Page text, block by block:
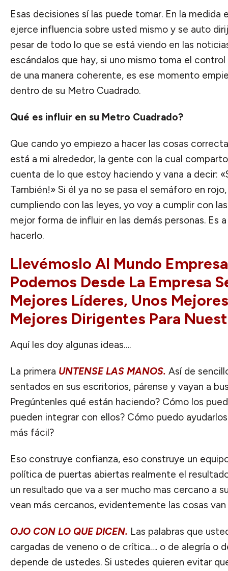
Esas decisiones sí las puede tomar. En la medida
ejerce influencia sobre usted mismo y se auto
pesar de todo lo que se está viendo en las
escándalos que hay, si uno mismo toma el
de una manera coherente, es ese momento
dentro de su Metro Cuadrado.
Qué es influir en su Metro Cuadrado?
Que cando yo empiezo a hacer las cosas
está a mi alrededor, la gente con la cual
cuenta de lo que estoy haciendo y vana a decir:
También!» Si él ya no se pasa el semáforo en
cumpliendo con las leyes, yo voy a cumplir con
mejor forma de influir en las demás personas. Es
hacerlo.
Llevémoslo Al Mundo
Podemos Desde La Empresa
Mejores Líderes, Unos
Mejores Dirigentes Para
Aquí les doy algunas ideas….
La primera UNTENSE LAS MANOS. Así de
sentados en sus escritorios, párense y vayan a
Pregúntenles qué están haciendo? Cómo los
pueden integrar con ellos? Cómo puedo
más fácil?
Eso construye confianza, eso construye un
política de puertas abiertas realmente el
un resultado que va a ser mucho mas cercano a
vean más cercanos, evidentemente las cosas
OJO CON LO QUE DICEN. Las palabras que
cargadas de veneno o de crítica…. o de alegría o
depende de ustedes. Si ustedes quieren evitar